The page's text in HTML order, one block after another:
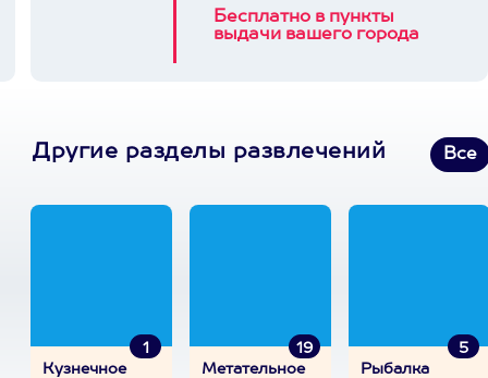
Бесплатно в пункты
выдачи вашего города
Другие разделы развлечений Все
1
Кузнечное
19
Метательное
5
Рыбалка